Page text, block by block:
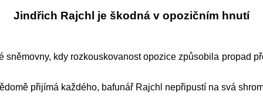
Jindřich Rajchl je škodná v opozičním hnutí
kdy rozkouskovanost opozice způsobila propad
přijímá každého, bafunář Rajchl nepřipustí na svá